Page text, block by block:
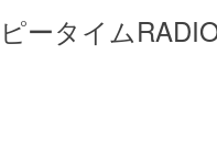
ータイム